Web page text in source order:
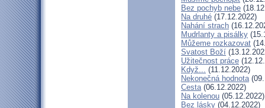
Bez pochyb nebe
Na druhé (17.12.2022)
Nahání strach
Mudrlanty a pisálky
Můžeme rozkazovat
Svatost Boží
Užitečnost práce
Když... (11.12.2022)
Nekonečná hodnota
Cesta(06.12.2022)
Na kolenou (05.12.2022)
Bez lásky (04.12.2022)